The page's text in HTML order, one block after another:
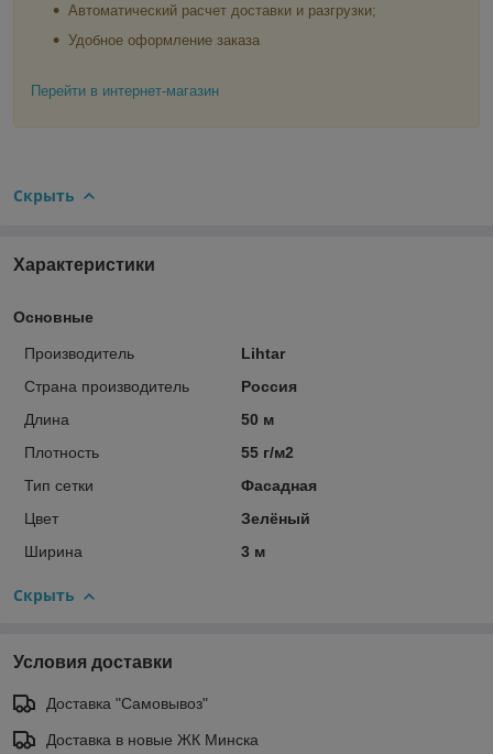
Автоматический расчет доставки и разгрузки;
Удобное оформление заказа
Перейти в интернет-магазин
Скрыть
Характеристики
Основные
Производитель
Lihtar
Страна производитель
Россия
Длина
50 м
Плотность
55 г/м2
Тип сетки
Фасадная
Цвет
Зелёный
Ширина
3 м
Скрыть
Условия доставки
Доставка "Самовывоз"
Доставка в новые ЖК Минска